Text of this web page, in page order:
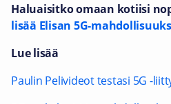
Haluaisitko omaan kotiisi
lisää Elisan 5G-
Lue lisää
Paulin Pelivideot testasi 5G -